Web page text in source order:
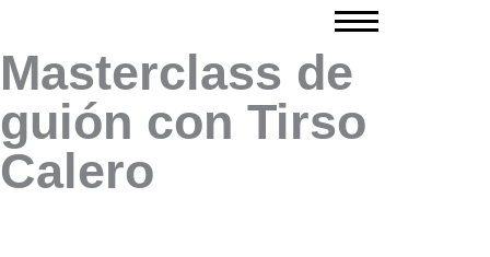
contenido
Masterclass de
guión con Tirso
Calero